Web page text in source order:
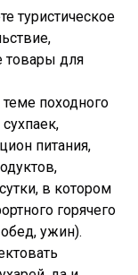
туристическое
товары для
походного
питания,
в котором
горячего
ужин).